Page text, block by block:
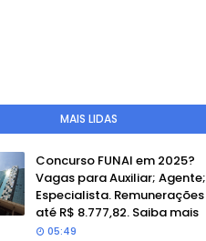
MAIS LIDAS
Concurso FUNAI em 2025?
Vagas para Auxiliar; Agente;
Especialista. Remunerações
até R$ 8.777,82. Saiba mais
05:49